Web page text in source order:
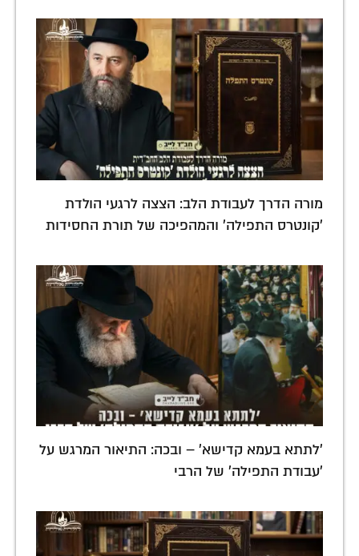
מורה הדרך לעבודת הלב: הצצה לרגעי הולדת
'קונטרס התפילה' והמהפיכה של תורת החסידות
'לתתא בעמא קדישא' – ובכה: התיאור המרגש על
'עבודת התפילה' של הרבי